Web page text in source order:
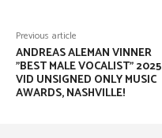
Previous article
ANDREAS ALEMAN VINNER
”BEST MALE VOCALIST” 2025
VID UNSIGNED ONLY MUSIC
AWARDS, NASHVILLE!